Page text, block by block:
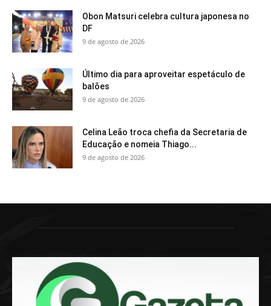
Obon Matsuri celebra cultura japonesa no
DF
9 de agosto de 2026
Último dia para aproveitar espetáculo de
balões
9 de agosto de 2026
Celina Leão troca chefia da Secretaria de
Educação e nomeia Thiago...
9 de agosto de 2026